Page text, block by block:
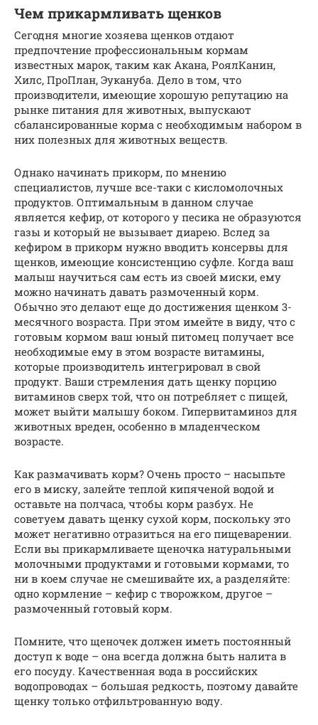
Чем прикармливать щенков
Сегодня многие хозяева щенков отдают
предпочтение профессиональным кормам
известных марок, таким как Акана, РоялКанин,
Хилс, ПроПлан, Эукануба. Дело в том, что
производители, имеющие хорошую репутацию на
рынке питания для животных, выпускают
сбалансированные корма с необходимым набором в
них полезных для животных веществ.
Однако начинать прикорм, по мнению
специалистов, лучше все-таки с кисломолочных
продуктов. Оптимальным в данном случае
является кефир, от которого у песика не образуются
газы и который не вызывает диарею. Вслед за
кефиром в прикорм нужно вводить консервы для
щенков, имеющие консистенцию суфле. Когда ваш
малыш научиться сам есть из своей миски, ему
можно начинать давать размоченный корм.
Обычно это делают еще до достижения щенком 3-
месячного возраста. При этом имейте в виду, что с
готовым кормом ваш юный питомец получает все
необходимые ему в этом возрасте витамины,
которые производитель интегрировал в свой
продукт. Ваши стремления дать щенку порцию
витаминов сверх той, что он потребляет с пищей,
может выйти малышу боком. Гипервитаминоз для
животных вреден, особенно в младенческом
возрасте.
Как размачивать корм? Очень просто – насыпьте
его в миску, залейте теплой кипяченой водой и
оставьте на полчаса, чтобы корм разбух. Не
советуем давать щенку сухой корм, поскольку это
может негативно отразиться на его пищеварении.
Если вы прикармливаете щеночка натуральными
молочными продуктами и готовыми кормами, то
ни в коем случае не смешивайте их, а разделяйте:
одно кормление – кефир с творожком, другое –
размоченный готовый корм.
Помните, что щеночек должен иметь постоянный
доступ к воде – она всегда должна быть налита в
его посуду. Качественная вода в российских
водопроводах – большая редкость, поэтому давайте
щенку только отфильтрованную воду.